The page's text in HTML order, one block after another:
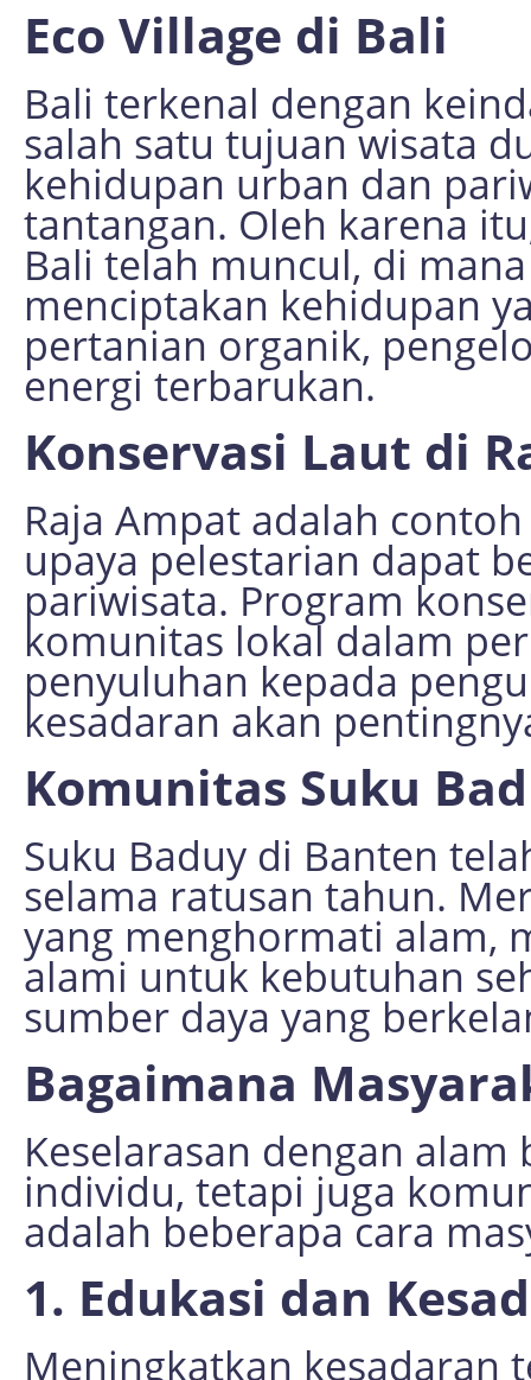
Eco Village di Bali
Bali terkenal dengan
salah satu tujuan wisata
kehidupan urban dan
tantangan. Oleh karena
Bali telah muncul, di
menciptakan kehidupan
pertanian organik,
energi terbarukan.
Konservasi Laut di
Raja Ampat adalah
upaya pelestarian dapat
pariwisata. Program
komunitas lokal dalam
penyuluhan kepada
kesadaran akan
Komunitas Suku
Suku Baduy di Banten
selama ratusan tahun.
yang menghormati alam,
alami untuk kebutuhan
sumber daya yang
Bagaimana
Keselarasan dengan
individu, tetapi juga
adalah beberapa cara
1. Edukasi dan
Meningkatkan kesadaran